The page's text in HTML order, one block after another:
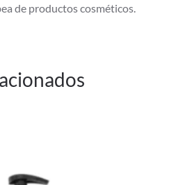
de productos cosméticos.